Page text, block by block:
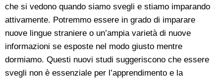
che si vedono quando siamo svegli e stiamo imparando
attivamente. Potremmo essere in grado di imparare
nuove lingue straniere o un’ampia varietà di nuove
informazioni se esposte nel modo giusto mentre
dormiamo. Questi nuovi studi suggeriscono che essere
svegli non è essenziale per l’apprendimento e la